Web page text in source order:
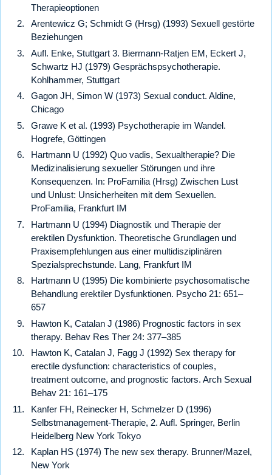
Therapieoptionen
Arentewicz G; Schmidt G (Hrsg) (1993) Sexuell gestörte
Beziehungen
Aufl. Enke, Stuttgart 3. Biermann-Ratjen EM, Eckert J,
Schwartz HJ (1979) Gesprächspsychotherapie.
Kohlhammer, Stuttgart
Gagon JH, Simon W (1973) Sexual conduct. Aldine,
Chicago
Grawe K et al. (1993) Psychotherapie im Wandel.
Hogrefe, Göttingen
Hartmann U (1992) Quo vadis, Sexualtherapie? Die
Medizinalisierung sexueller Störungen und ihre
Konsequenzen. In: ProFamilia (Hrsg) Zwischen Lust
und Unlust: Unsicherheiten mit dem Sexuellen.
ProFamilia, Frankfurt IM
Hartmann U (1994) Diagnostik und Therapie der
erektilen Dysfunktion. Theoretische Grundlagen und
Praxisempfehlungen aus einer multidisziplinären
Spezialsprechstunde. Lang, Frankfurt IM
Hartmann U (1995) Die kombinierte psychosomatische
Behandlung erektiler Dysfunktionen. Psycho 21: 651–
657
Hawton K, Catalan J (1986) Prognostic factors in sex
therapy. Behav Res Ther 24: 377–385
Hawton K, Catalan J, Fagg J (1992) Sex therapy for
erectile dysfunction: characteristics of couples,
treatment outcome, and prognostic factors. Arch Sexual
Behav 21: 161–175
Kanfer FH, Reinecker H, Schmelzer D (1996)
Selbstmanagement-Therapie, 2. Aufl. Springer, Berlin
Heidelberg New York Tokyo
Kaplan HS (1974) The new sex therapy. Brunner/Mazel,
New York